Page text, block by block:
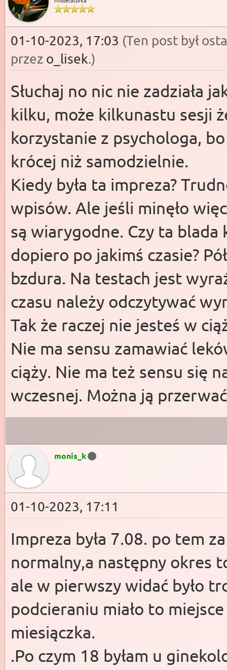
01-10-2023, 17:03 (Ten post był
przez o_lisek.)
Słuchaj no nic nie zadziała
kilku, może kilkunastu sesji
korzystanie z psychologa,
krócej niż samodzielnie.
Kiedy była ta impreza?
wpisów. Ale jeśli minęło
są wiarygodne. Czy ta blada
dopiero po jakimś czasie?
bzdura. Na testach jest
czasu należy odczytywać
Tak że raczej nie jesteś w
Nie ma sensu zamawiać
ciąży. Nie ma też sensu się
wczesnej. Można ją
monis_k
01-10-2023, 17:11
Impreza była 7.08. po tem
normalny,a następny okres
ale w pierwszy widać było
podcieraniu miało to
miesiączka.
.Po czym 18 byłam u